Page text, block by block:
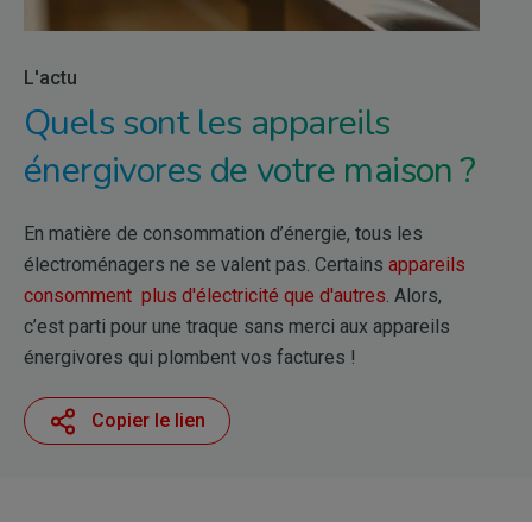
L'actu
Quels sont les appareils
énergivores de votre maison ?
En matière de consommation d’énergie, tous les
électroménagers ne se valent pas. Certains appareils
consomment plus d'électricité que d'autres. Alors,
c’est parti pour une traque sans merci aux appareils
énergivores qui plombent vos factures !
Copier le lien